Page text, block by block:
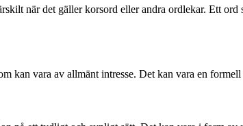
när det gäller korsord eller andra ordlekar. Ett
kan vara av allmänt intresse. Det kan vara en